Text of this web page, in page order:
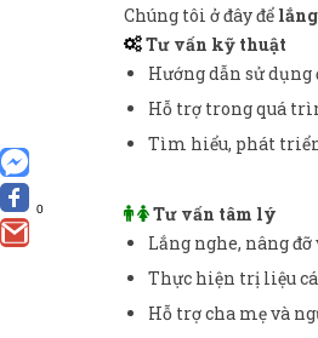
0
Chúng tôi ở đây để
Tư vấn kỹ thuật
Hướng dẫn sử
Hỗ trợ trong quá
Tìm hiểu, phát
Tư vấn tâm lý
Lắng nghe, nâng
Thực hiện trị liệu
Hỗ trợ cha mẹ và